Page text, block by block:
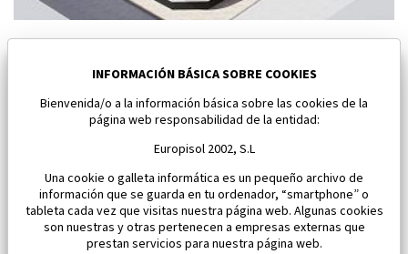
Dormitorios:1 Área:61 M2
185 000 €
INFORMACIÓN BÁSICA SOBRE COOKIES
Bienvenida/o a la información básica sobre las cookies de la
página web responsabilidad de la entidad:
Europisol 2002, S.L
Una cookie o galleta informática es un pequeño archivo de
información que se guarda en tu ordenador, “smartphone” o
tableta cada vez que visitas nuestra página web. Algunas cookies
son nuestras y otras pertenecen a empresas externas que
prestan servicios para nuestra página web.